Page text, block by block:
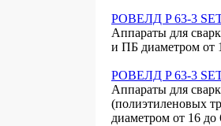
РОВЕЛД P 63-3 SET
Аппараты для
и ПБ диаметром от
РОВЕЛД P 63-3 SET
Аппараты для
(полиэтиленовых
диаметром от 16 до